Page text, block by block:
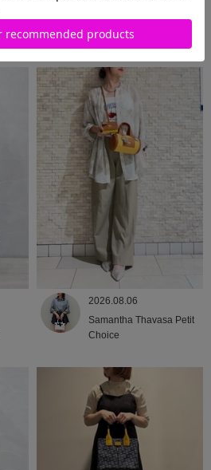
Samantha Thavasa
2026.08.06
Samantha Thavasa Petit
Choice